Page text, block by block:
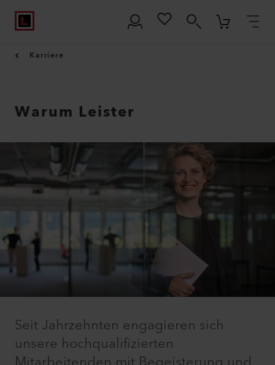
Karriere
Warum Leister
Seit Jahrzehnten engagieren sich
unsere hochqualifizierten